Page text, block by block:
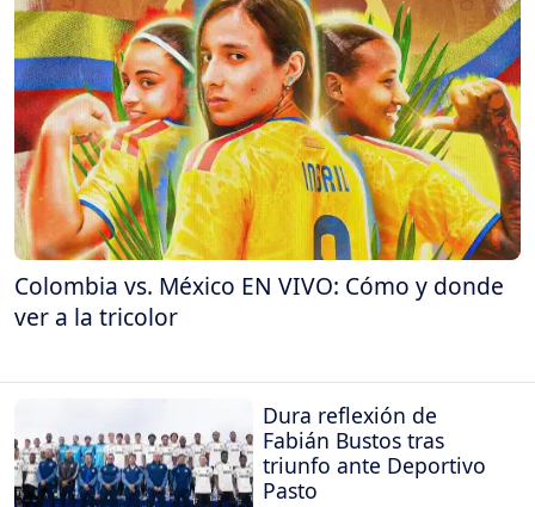
Colombia vs. México EN VIVO: Cómo y donde
ver a la tricolor
Dura reflexión de
Fabián Bustos tras
triunfo ante Deportivo
Pasto